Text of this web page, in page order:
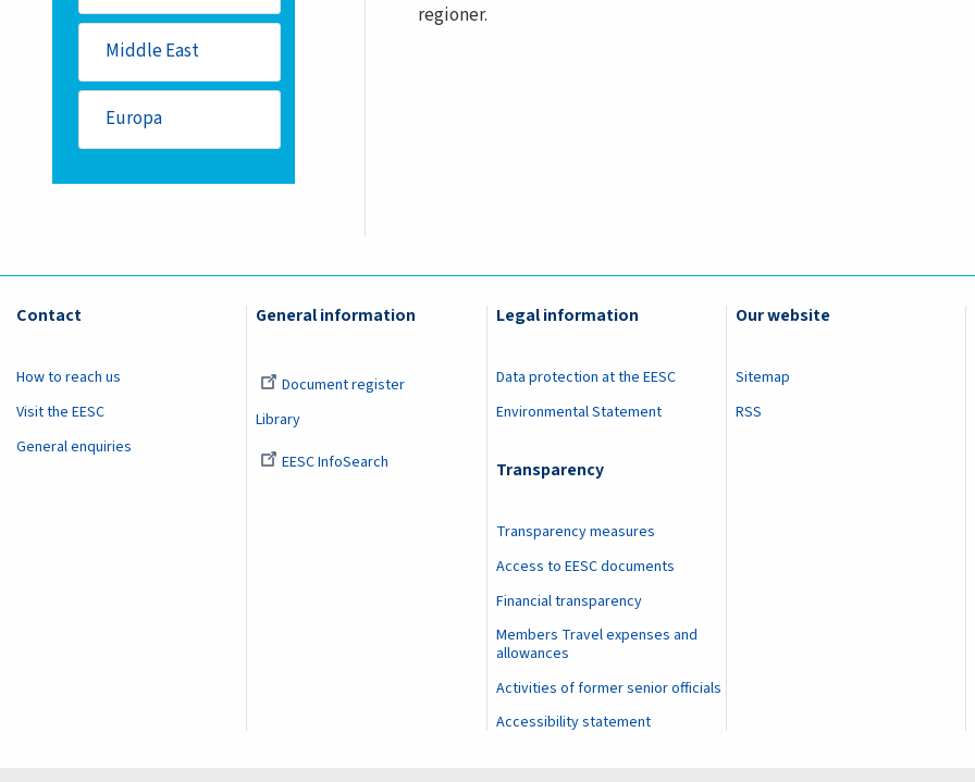
Middle East
Europa
regioner.
Contact
How to reach us
Visit the EESC
General enquiries
General information
Document register
Library
EESC InfoSearch
Legal information
Data protection at the EESC
Environmental Statement
Transparency
Transparency measures
Access to EESC documents
Financial transparency
Members Travel expenses and
allowances
Activities of former senior officials
Accessibility statement
Our website
Sitemap
RSS